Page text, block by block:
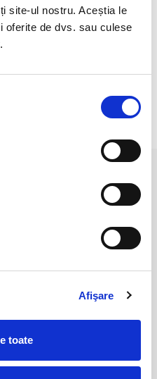
site-ul nostru. Aceștia le
oferite de dvs. sau culese
Afişare
toate